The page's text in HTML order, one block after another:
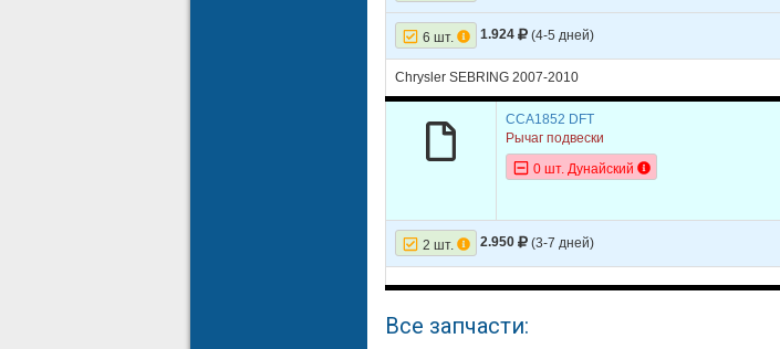
6 шт. 1.924 (4-5 дней)
Chrysler SEBRING 2007-2010
CCA1852 DFT
Рычаг подвески
0 шт. Дунайский
2 шт. 2.950 (3-7 дней)
Все запчасти: